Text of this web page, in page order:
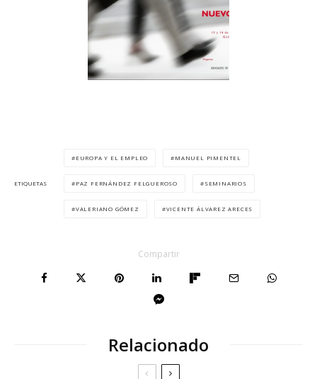
ETIQUETAS
EUROPA Y EL EMPLEO MANUEL PIMENTEL
PAZ FERNÁNDEZ FELGUEROSO SEMINARIOS
VALERIANO GÓMEZ VICENTE ÁLVAREZ ARECES
Compartir
Relacionado